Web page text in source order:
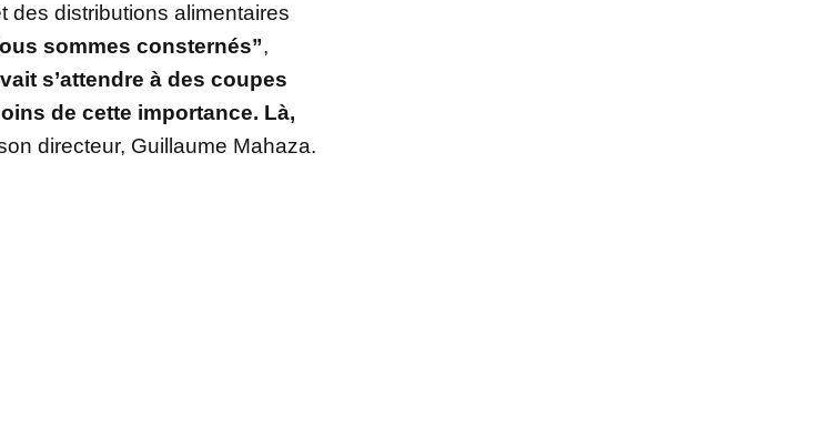
des distributions alimentaires
sommes consternés”,
s’attendre à des coupes
de cette importance. Là,
directeur, Guillaume Mahaza.